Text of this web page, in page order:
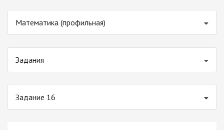
Математика (профильная)
Задания
Задание 16